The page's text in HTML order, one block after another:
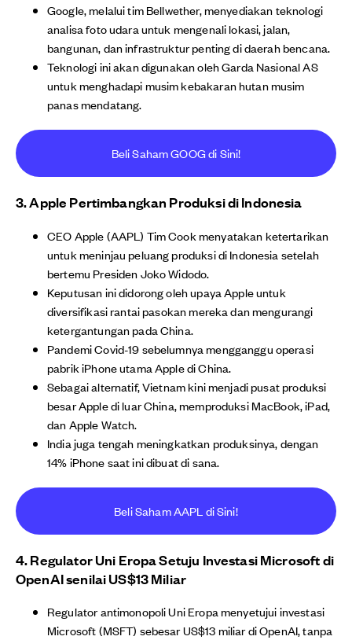
Google, melalui tim Bellwether, menyediakan teknologi
analisa foto udara untuk mengenali lokasi, jalan,
bangunan, dan infrastruktur penting di daerah bencana.
Teknologi ini akan digunakan oleh Garda Nasional AS
untuk menghadapi musim kebakaran hutan musim
panas mendatang.
Beli Saham GOOG di Sini!
3. Apple Pertimbangkan Produksi di Indonesia
CEO Apple (AAPL) Tim Cook menyatakan ketertarikan
untuk meninjau peluang produksi di Indonesia setelah
bertemu Presiden Joko Widodo.
Keputusan ini didorong oleh upaya Apple untuk
diversifikasi rantai pasokan mereka dan mengurangi
ketergantungan pada China.
Pandemi Covid-19 sebelumnya mengganggu operasi
pabrik iPhone utama Apple di China.
Sebagai alternatif, Vietnam kini menjadi pusat produksi
besar Apple di luar China, memproduksi MacBook, iPad,
dan Apple Watch.
India juga tengah meningkatkan produksinya, dengan
14% iPhone saat ini dibuat di sana.
Beli Saham AAPL di Sini!
4. Regulator Uni Eropa Setuju Investasi Microsoft di
OpenAI senilai US$13 Miliar
Regulator antimonopoli Uni Eropa menyetujui investasi
Microsoft (MSFT) sebesar US$13 miliar di OpenAI, tanpa